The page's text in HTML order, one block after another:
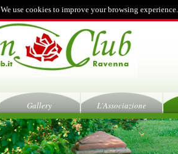
We use cookies to improve your browsing
Gallery L'Associazione